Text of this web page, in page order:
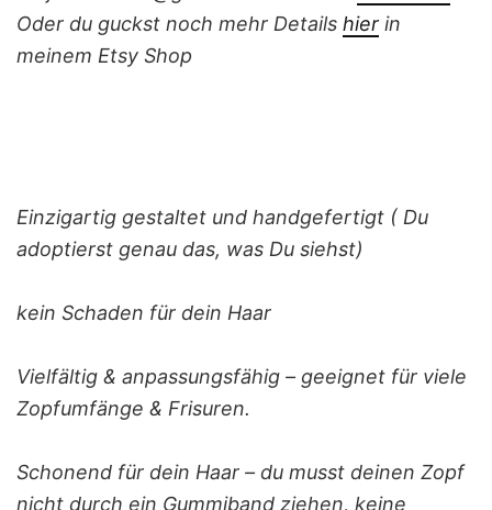
Oder du guckst noch mehr Details hier in
meinem Etsy Shop
Einzigartig gestaltet und handgefertigt ( Du
adoptierst genau das, was Du siehst)
kein Schaden für dein Haar
Vielfältig & anpassungsfähig – geeignet für viele
Zopfumfänge & Frisuren.
Schonend für dein Haar – du musst deinen Zopf
nicht durch ein Gummiband ziehen, keine